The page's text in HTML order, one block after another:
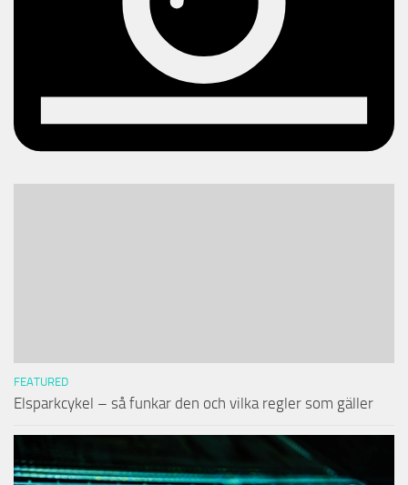
FEATURED
Elsparkcykel – så funkar den och vilka regler som gäller